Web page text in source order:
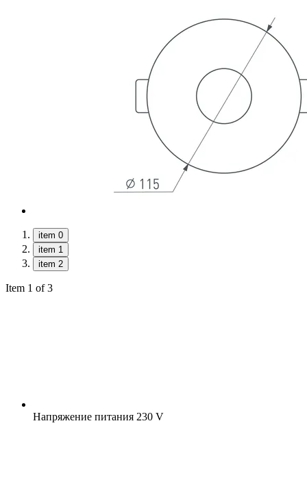
item 0
item 1
item 2
Item 1 of 3
Напряжение питания 230 V